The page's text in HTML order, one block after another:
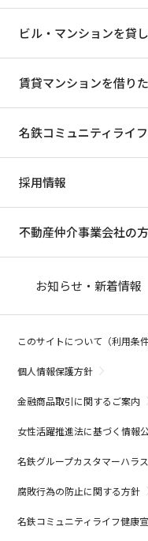
ビル・マンションを貸
賃貸マンションを借り
名鉄コミュニティライ
採用情報
不動産仲介事業会社の
お知らせ・新着情報
このサイトについて（利用条件
個人情報保護方針
金融商品取引に関するご案内
女性活躍推進法に基づく情報
名鉄グループカスタマーハラ
腐敗行為の防止に関する方針
名鉄コミュニティライフ健康